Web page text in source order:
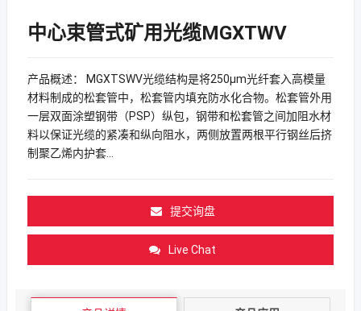
中心束管式矿用光缆MGXTWV
产品概述： MGXTSWV光缆结构是将250μm光纤套入高模量
材料制成的松套管中，松套管内填充防水化合物。松套管外用
一层双面涂塑钢带（PSP）纵包，钢带和松套管之间加阻水材
料以保证光缆的紧凑和纵向阻水，两侧放置两根平行钢丝后挤
制聚乙烯内护套…
提交询盘
Live Chat